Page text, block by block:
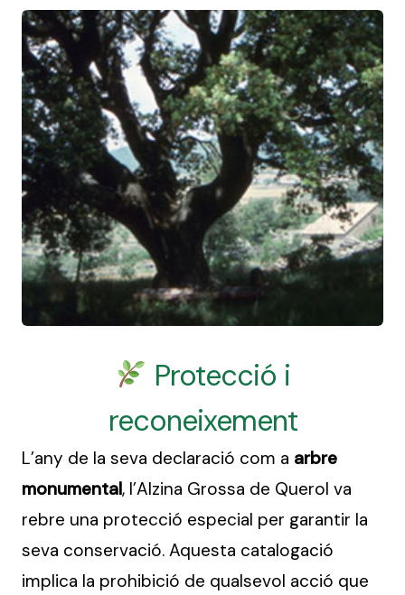
Protecció i
reconeixement
L’any de la seva declaració com a arbre
monumental, l’Alzina Grossa de Querol va
rebre una protecció especial per garantir la
seva conservació. Aquesta catalogació
implica la prohibició de qualsevol acció que